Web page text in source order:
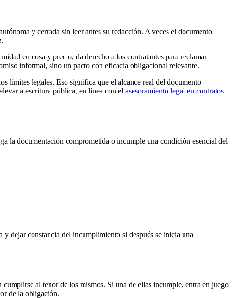
y cerrada sin leer antes su redacción. A veces el documento
en cosa y precio, da derecho a los contratantes para reclamar
informal, sino un pacto con eficacia obligacional relevante.
límites legales. Eso significa que el alcance real del documento
a escritura pública, en línea con el asesoramiento legal en contratos
la documentación comprometida o incumple una condición esencial del
dejar constancia del incumplimiento si después se inicia una
al tenor de los mismos. Si una de ellas incumple, entra en juego
de la obligación.